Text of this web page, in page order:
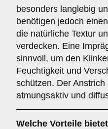
besonders langlebig
benötigen jedoch
die natürliche Textur
verdecken. Eine
sinnvoll, um den
Feuchtigkeit und
schützen. Der Anstrich
atmungsaktiv und
Welche Vorteile